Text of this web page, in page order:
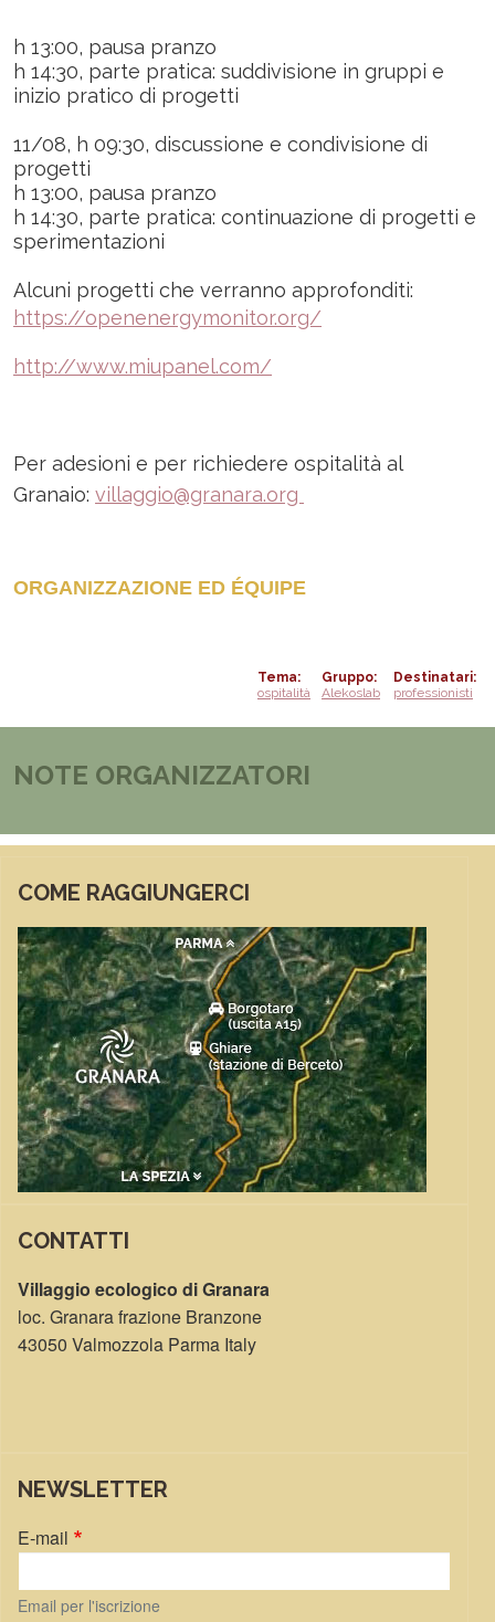
h 13:00, pausa pranzo
h 14:30, parte pratica: suddivisione in gruppi e
inizio pratico di progetti
11/08, h 09:30, discussione e condivisione di
progetti
h 13:00, pausa pranzo
h 14:30, parte pratica: continuazione di progetti e
sperimentazioni
Alcuni progetti che verranno approfonditi:
https://openenergymonitor.org/
http://www.miupanel.com/
Per adesioni e per richiedere ospitalità al
Granaio: villaggio@granara.org
ORGANIZZAZIONE ED ÉQUIPE
Destinatari
professionisti
Gruppo
Alekoslab
Tema
ospitalità
NOTE ORGANIZZATORI
COME RAGGIUNGERCI
CONTATTI
Villaggio ecologico di Granara
loc. Granara frazione Branzone
43050 Valmozzola Parma Italy
NEWSLETTER
E-mail
Email per l'iscrizione